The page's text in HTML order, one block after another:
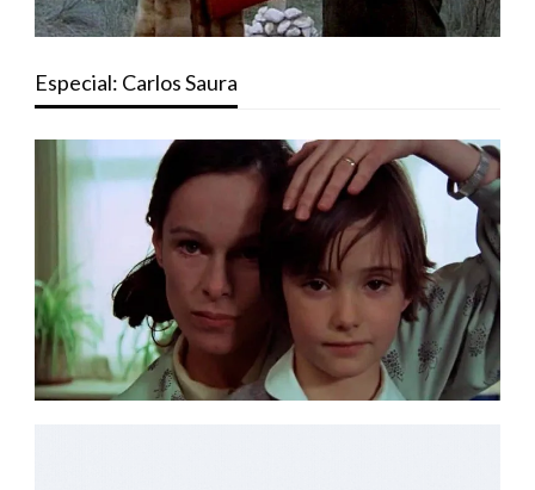
Especial: Carlos Saura